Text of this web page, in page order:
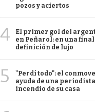
pozos y aciertos
4
El primer gol del
en Peñarol: en una final
definición de lujo
5
"Perdí todo": el
ayuda de una
incendio de su casa